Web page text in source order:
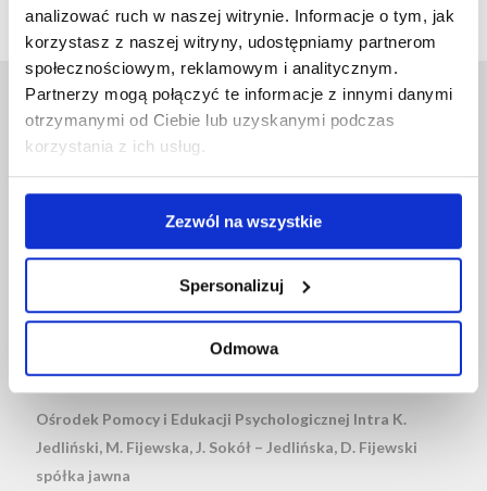
analizować ruch w naszej witrynie. Informacje o tym, jak
korzystasz z naszej witryny, udostępniamy partnerom
społecznościowym, reklamowym i analitycznym.
Partnerzy mogą połączyć te informacje z innymi danymi
otrzymanymi od Ciebie lub uzyskanymi podczas
korzystania z ich usług.
Zezwól na wszystkie
Spersonalizuj
Odmowa
ZNAJDŹ NAS NA:
FB IG IN
Ośrodek Pomocy i Edukacji Psychologicznej Intra K.
Jedliński, M. Fijewska, J. Sokół – Jedlińska, D. Fijewski
spółka jawna